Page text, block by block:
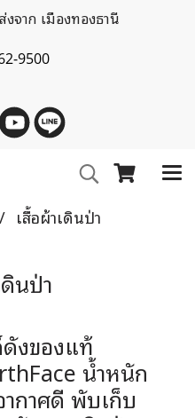
จาก เมืองทองธานี
9500
เสื้อผ้าเดินป่า
นป่า
งของแท้
น้ำหนัก
กาศดี พับเก็บ